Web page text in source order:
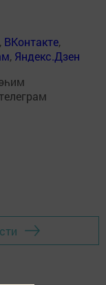
, ВКонтакте,
, Яндекс.Дзен
телеграм